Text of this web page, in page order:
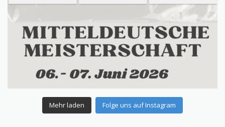
Mehr laden Folge uns auf Instagram